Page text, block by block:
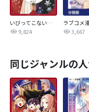
いびってこない義母と義姉
9,824
3,667
同じジャンルの